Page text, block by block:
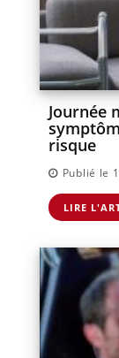
Journée
risque
Publié le
LIRE